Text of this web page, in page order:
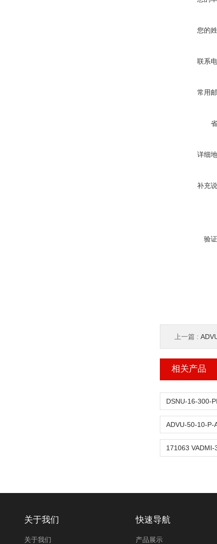
您的
联系
常用
详细
补充
验
上一篇 :
相关产品
关于我们
关于我们
快速导航
产品展示